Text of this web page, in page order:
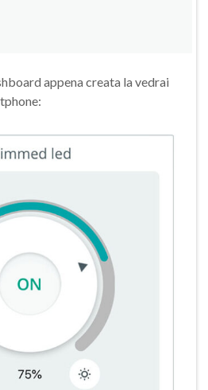
appena creata la vedrai